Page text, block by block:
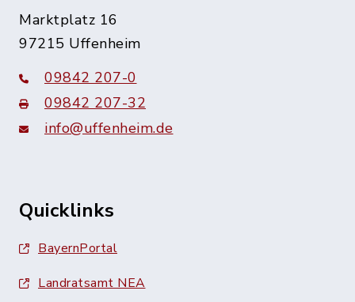
Marktplatz 16
97215 Uffenheim
09842 207-0
09842 207-32
info@uffenheim.de
Quicklinks
BayernPortal
Landratsamt NEA